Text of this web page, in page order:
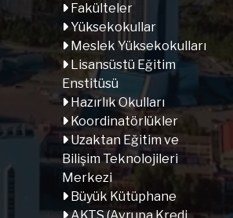
Fakülteler
Yüksekokullar
Meslek Yüksekokulları
Lisansüstü Eğitim
Enstitüsü
Hazırlık Okulları
Koordinatörlükler
Uzaktan Eğitim ve
Bilişim Teknolojileri
Merkezi
Büyük Kütüphane